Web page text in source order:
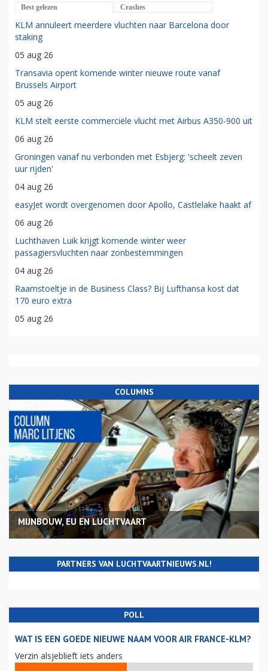
Best gelezen Crashes
KLM annuleert meerdere vluchten naar Barcelona door
staking
05 aug 26
Transavia opent komende winter nieuwe route vanaf
Brussels Airport
05 aug 26
KLM stelt eerste commerciële vlucht met Airbus A350-900 uit
06 aug 26
Groningen vanaf nu verbonden met Esbjerg: 'scheelt zeven
uur rijden'
04 aug 26
easyJet wordt overgenomen door Apollo, Castlelake haakt af
06 aug 26
Luchthaven Luik krijgt komende winter weer
passagiersvluchten naar zonbestemmingen
04 aug 26
Raamstoeltje in de Business Class? Bij Lufthansa kost dat
170 euro extra
05 aug 26
COLUMNS
MIJNBOUW, EU EN LUCHTVAART
PARTNERS VAN LUCHTVAARTNIEUWS.NL!
POLL
WAT IS EEN GOEDE NIEUWE NAAM VOOR AIR FRANCE-KLM?
Verzin alsjeblieft iets anders